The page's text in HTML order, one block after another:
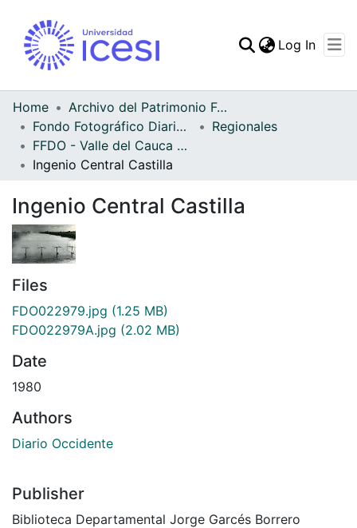
Statistics
Log In
Home
Archivo del Patrimonio Fotográfico y Fílmico del Valle del Cauca
Fondo Fotográfico Diario Occidente
Regionales
FFDO - Valle del Cauca - Patrimonial
Ingenio Central Castilla
Ingenio Central Castilla
Files
FDO022979.jpg (1.25 MB)
FDO022979A.jpg (2.02 MB)
Date
1980
Authors
Diario Occidente
Publisher
Biblioteca Departamental Jorge Garcés Borrero